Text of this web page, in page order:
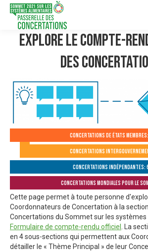
Explore le compte-
des
Concertations de États
Concertations
Concertations indépendantes:
Concertations mondiales pour le
Cette page permet à toute personne
Coordonnateurs de Concertation à la
Concertations du Sommet sur les
Formulaire de compte-rendu officiel
. La
en 4 sous-sections qui permettent aux
détailler le « Thème Principal » de leur